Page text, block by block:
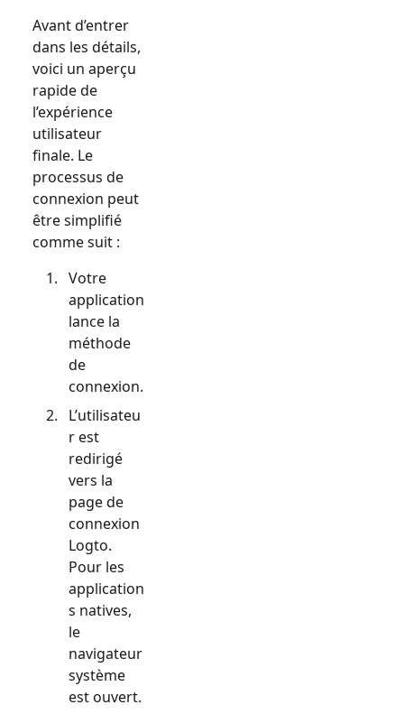
Avant d’entrer
dans les détails,
voici un aperçu
rapide de
l’expérience
utilisateur
finale. Le
processus de
connexion peut
être simplifié
comme suit :
Votre
application
lance la
méthode
de
connexion.
L’utilisateu
r est
redirigé
vers la
page de
connexion
Logto.
Pour les
application
s natives,
le
navigateur
système
est ouvert.